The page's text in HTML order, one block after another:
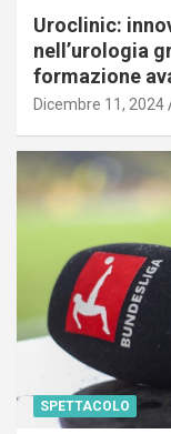
Uroclinic:
nell’urologia
formazione
Dicembre 11, 2024
SPETTACOLO